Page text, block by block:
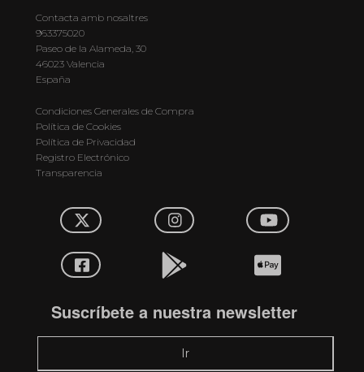
Contacta amb nosaltres
963375020
Paseo de la Alameda, 30
46023 Valencia
España
Condiciones Generales de Compra
Política de Cookies
Política de Privacidad
Registro Electrónico
Transparencia
Suscríbete a nuestra newsletter
Ir